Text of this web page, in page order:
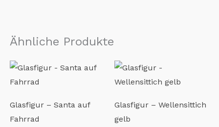
Ähnliche Produkte
Glasfigur – Santa auf
Fahrrad
Glasfigur – Wellensittich
gelb